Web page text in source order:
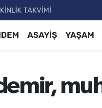
TAKVİMİ
ASAYİŞ YAŞAM